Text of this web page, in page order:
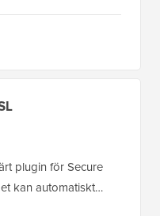
plugin för Secure
kan automatiskt…
SSL